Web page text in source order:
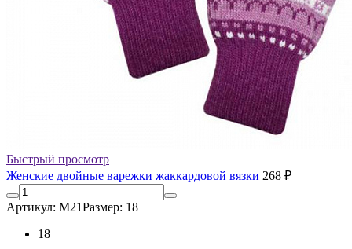
Быстрый просмотр
Женские двойные варежки жаккардовой вязки 268 ₽
Артикул: М21Размер: 18
18